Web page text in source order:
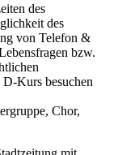
des
des
von Telefon &
bzw.
Kurs besuchen
Chor,